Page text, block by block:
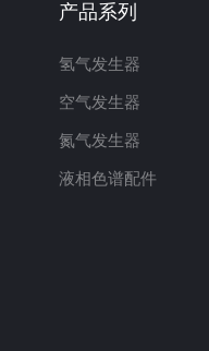
产品系列
氢气发生器
空气发生器
氮气发生器
液相色谱配件